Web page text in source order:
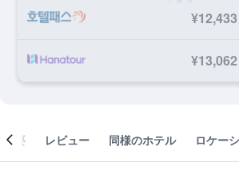
¥12,433
¥13,062
概要 レビュー 同様のホテル ロケー